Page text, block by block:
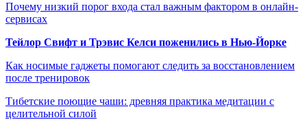
Почему низкий порог входа стал важным фактором в онлайн-
сервисах
Тейлор Свифт и Трэвис Келси поженились в Нью-Йорке
Как носимые гаджеты помогают следить за восстановлением
после тренировок
Тибетские поющие чаши: древняя практика медитации с
целительной силой